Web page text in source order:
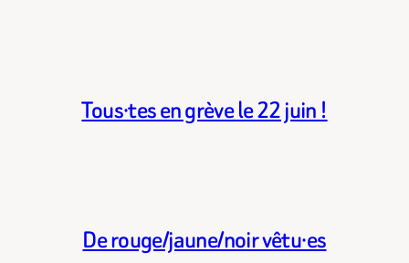
Tous·tes en grève le 22 juin !
De rouge/jaune/noir vêtu·es